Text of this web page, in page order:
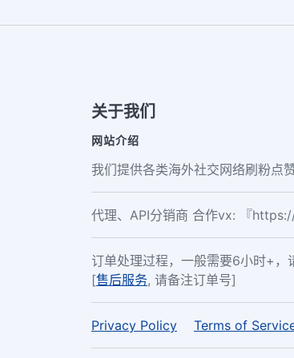
关于我们
网站介绍
我们提供各类海外社交网络刷粉点
代理、API分销商 合作vx: 『
订单处理过程，一般需要6小时+，
[售后服务, 请备注订单号]
Privacy Policy Terms of